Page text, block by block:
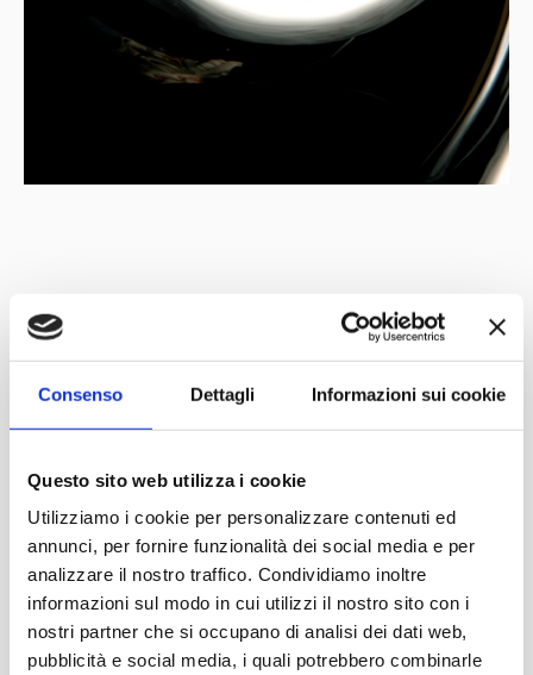
Consenso Dettagli Informazioni sui cookie
Questo sito web utilizza i cookie
Utilizziamo i cookie per personalizzare contenuti ed
annunci, per fornire funzionalità dei social media e per
analizzare il nostro traffico. Condividiamo inoltre
informazioni sul modo in cui utilizzi il nostro sito con i
nostri partner che si occupano di analisi dei dati web,
pubblicità e social media, i quali potrebbero combinarle
Under the patronage of Network